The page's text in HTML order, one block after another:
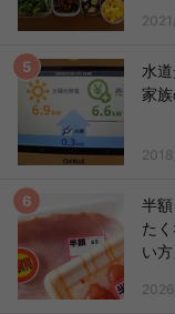
水
家
半
た
い